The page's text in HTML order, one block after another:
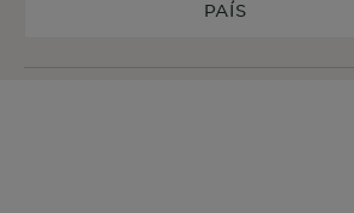
PAÍS